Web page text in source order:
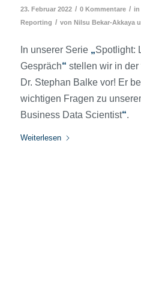
23. Februar 2022 / 0 Kommentare / in
Reporting / von Nilsu Bekar-Akkaya
In unserer Serie „Spotlight:
Gespräch“ stellen wir in der
Dr. Stephan Balke vor! Er
wichtigen Fragen zu
Business Data Scientist“.
Weiterlesen